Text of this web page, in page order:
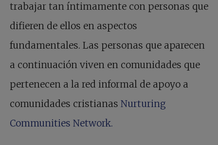
trabajar tan íntimamente con personas que
difieren de ellos en aspectos
fundamentales. Las personas que aparecen
a continuación viven en comunidades que
pertenecen a la red informal de apoyo a
comunidades cristianas Nurturing
Communities Network.